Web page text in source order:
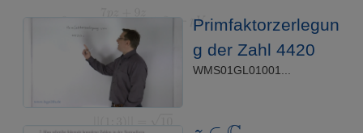
Primfaktorzerlegun
g der Zahl 4420
WMS01GL01001...
C